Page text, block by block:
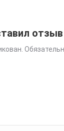
отзыв